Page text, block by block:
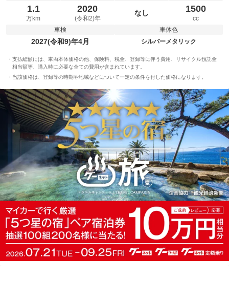
1.1
万km
2020
(令和2)年
なし 1500
cc
車検
2027(令和9)年4月
車体色
シルバーメタリック
支払総額には、車両本体価格の他、保険料、税金、登録等に伴う費用、リサイクル預託金
相当額等、購入時に必要な全ての費用が含まれています。
当該価格は、登録等の時期や地域などについて一定の条件を付した価格になります。